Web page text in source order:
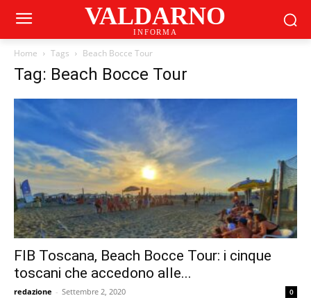
VALDARNO
INFORMA
Home Tags Beach Bocce Tour
Tag: Beach Bocce Tour
FIB Toscana, Beach Bocce Tour: i cinque
toscani che accedono alle...
redazione - Settembre 2, 2020 0